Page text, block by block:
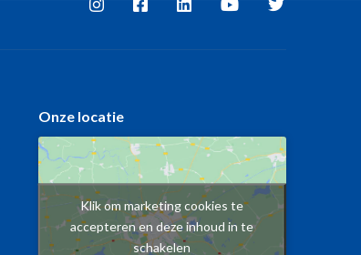
Onze locatie
Klik om marketing cookies te
accepteren en deze inhoud in te
schakelen